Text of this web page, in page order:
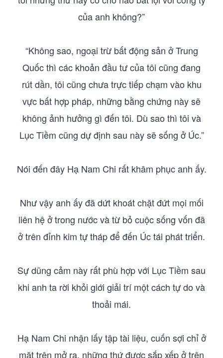
của anh không?”
“Không sao, ngoại trừ bất động sản ở Trung
Quốc thì các khoản đầu tư của tôi cũng đang
rút dần, tôi cũng chưa trực tiếp chạm vào khu
vực bất hợp pháp, những bằng chứng này sẽ
không ảnh hưởng gì đến tôi. Dù sao thì tôi và
Lục Tiềm cũng dự định sau này sẽ sống ở Úc.”
Nói đến đây Hạ Nam Chi rất khâm phục anh ấy.
Như vậy anh ấy đã dứt khoát chặt đứt mọi mối
liên hệ ở trong nước và từ bỏ cuộc sống vốn đã
ở trên đỉnh kim tự tháp để đến Úc tái phát triển.
Sự dũng cảm này rất phù hợp với Lục Tiềm sau
khi anh ta rời khỏi giới giải trí một cách tự do và
thoải mái.
Hạ Nam Chi nhận lấy tập tài liệu, cuốn sợi chỉ ở
mặt trên mở ra, những thứ được sắp xếp ở trên